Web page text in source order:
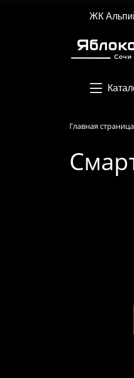
ЖК
Главная страница